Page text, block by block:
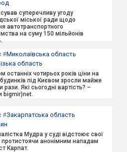
суперечливу угоду
міської ради щодо
автотранспортного
на суму 150 мільйонів
#Миколаївська область
область
останніх чотирьох років ціни на
під Києвом зросли майже
рази. Які сьогодні вартість? –
bigmir)net.
#Закарпатська область
Мудра у суді відстоює свої
протистоячи анонімним нападам
Карпат.